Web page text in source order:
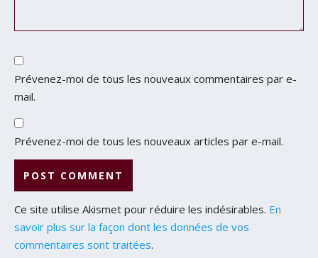
Prévenez-moi de tous les nouveaux commentaires par e-
mail.
Prévenez-moi de tous les nouveaux articles par e-mail.
Ce site utilise Akismet pour réduire les indésirables. En
savoir plus sur la façon dont les données de vos
commentaires sont traitées.